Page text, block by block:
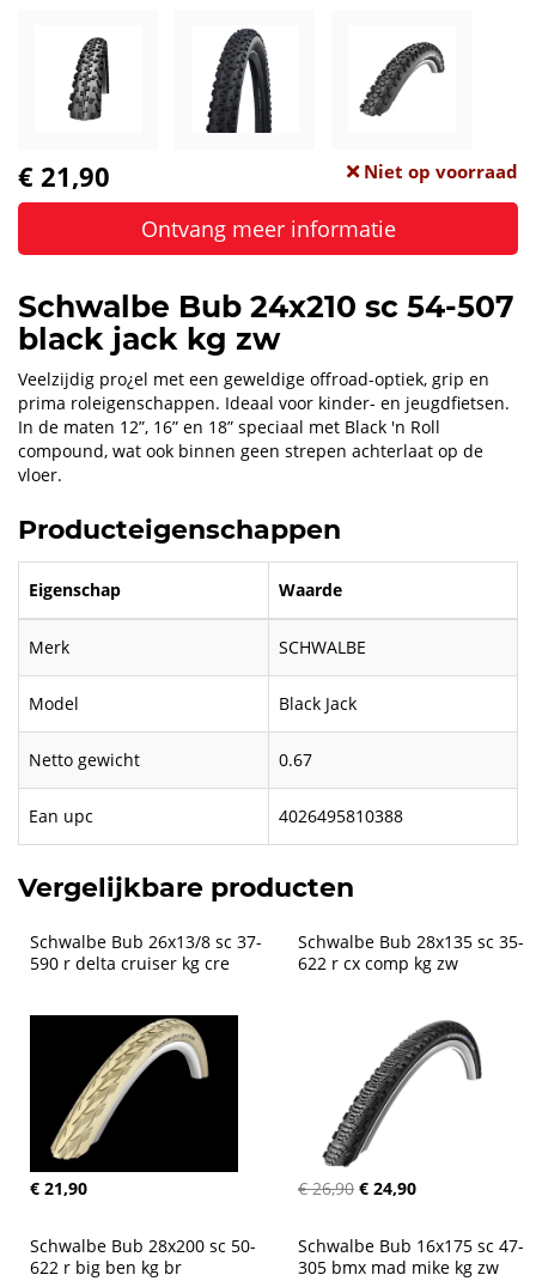
€ 21,90 Niet op voorraad
Ontvang meer informatie
Schwalbe Bub 24x210 sc 54-507
black jack kg zw
Veelzijdig pro¿el met een geweldige offroad-optiek, grip en
prima roleigenschappen. Ideaal voor kinder- en jeugdfietsen.
In de maten 12”, 16” en 18” speciaal met Black 'n Roll
compound, wat ook binnen geen strepen achterlaat op de
vloer.
Producteigenschappen
Eigenschap Waarde
Merk SCHWALBE
Model Black Jack
Netto gewicht 0.67
Ean upc 4026495810388
Vergelijkbare producten
Schwalbe Bub 26x13/8 sc 37-
590 r delta cruiser kg cre
€ 21,90
Schwalbe Bub 28x135 sc 35-
622 r cx comp kg zw
€ 26,90 € 24,90
Schwalbe Bub 28x200 sc 50-
622 r big ben kg br
Schwalbe Bub 16x175 sc 47-
305 bmx mad mike kg zw